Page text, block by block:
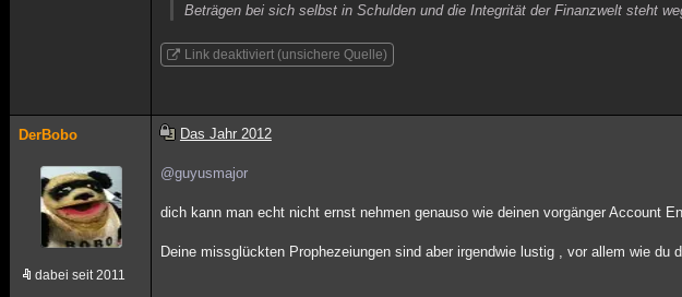
Beträgen bei sich selbst in Schulden und die Integrität der Finanzwelt steht
Link deaktiviert (unsichere Quelle)
DerBobo
dabei seit 2011
Das Jahr 2012
@guyusmajor
dich kann man echt nicht ernst nehmen genauso wie deinen vorgänger Account
Deine missglückten Prophezeiungen sind aber irgendwie lustig , vor allem wie